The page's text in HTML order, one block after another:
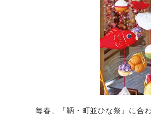
毎春、「鞆・町並ひな祭」に合